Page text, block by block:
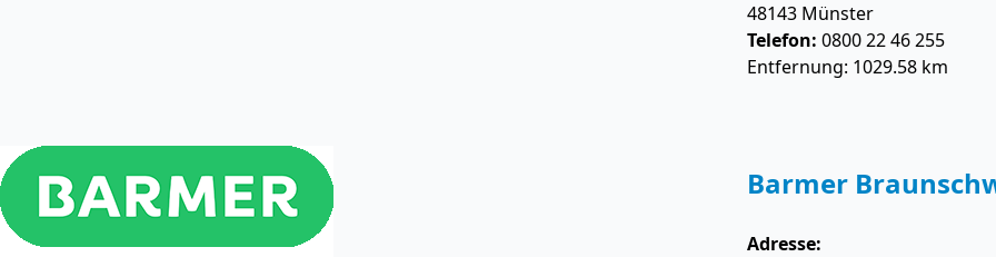
48143 Münster
Telefon: 0800 22 46 255
Entfernung: 1029.58 km
Barmer
Adresse: